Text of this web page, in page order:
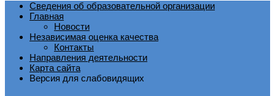
Сведения об образовательной организации
Главная
Новости
Независимая оценка качества
Контакты
Направления деятельности
Карта сайта
Версия для слабовидящих